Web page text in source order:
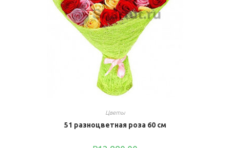
Цветы
51 разноцветная роза 60 см